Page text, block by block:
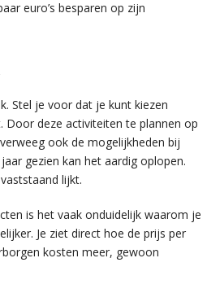
euro’s besparen op zijn
Stel je voor dat je kunt kiezen
deze activiteiten te plannen op
ook de mogelijkheden bij
gezien kan het aardig oplopen.
lijkt.
is het vaak onduidelijk waarom je
Je ziet direct hoe de prijs per
kosten meer, gewoon